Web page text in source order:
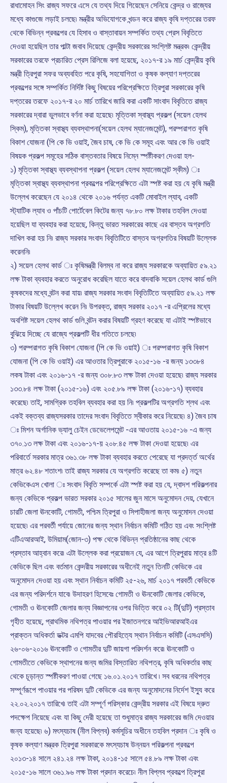
রাধামোহন সিং রাজ্য সফরে এসে যে তথ্য দিয়ে গিয়েছেন সেনিয়ে কেন্দ্র ও রাজ্যের
মধ্যে কাগুজে লড়াই চলছে৷ মন্ত্রীর অভিযোগকে খন্ডন করে রাজ্য কৃষি দপ্তরের তরফ
থেকে বিভিন্ন প্রকল্পের যে হিসাব ও বাস্তাবায়ন সম্পর্কিত তথ্য প্রেস বিবৃতিতে
দেওয়া হয়েছিল তার পাল্টা জবাব দিয়েছে কেন্দ্রীয় সরকারের সংশ্লিষ্ট মন্ত্রক৷ কেন্দ্রীয়
সরকারের তরফে প্রচারিত প্রেস রিলিজে বলা হয়েছে, ২০১৭-র ১৯ মার্চ কেন্দ্রীয় কৃষি
মন্ত্রী ত্রিপুরা সফর অব্যবহিত পরে কৃষি, সহযোগিতা ও কৃষক কল্যাণ দপ্তরের
প্রকল্পের সঙ্গে সম্পর্কিত নির্দিষ্ট কিছু বিষয়ের পরিপ্রেক্ষিতে ত্রিপুরা সরকারের কৃষি
দপ্তরের তরফে ২০১৭-র ২০ মার্চ তারিখে জারি করা একটি সাংবাদ বিবৃতিতে রাজ্য
সরকারের দ্বারা ভুলভাবে বর্ণনা করা হয়েছে৷ মৃত্তিকা স্বাস্থ্য প্রকল্প (সয়েল হেলথ
স্কিম), মৃত্তিকা স্বাস্থ্য ব্যবস্থাপনা(সয়েল হেলথ ম্যানেজমেন্ট), পরম্পরাগত কৃষি
বিকাশ যোজনা (পি কে ভি ওয়াই, জৈব চাষ, কে ভি কে সমূহ এবং আর কে ভি ওয়াই
বিষয়ক প্রকল্প সমূহের সঠিক বাস্তবতার বিষয়ে নিম্নে স্পষ্টীকরণ দেওয়া হল-
১) মৃত্তিকা স্বাস্থ্য ব্যবস্থাপনা প্রকল্প (সয়েল হেলথ ম্যানেজমেন্ট স্কীম) ঃ
মৃত্তিকা স্বাস্থ্য ব্যবস্থাপনা প্রকল্পের পরিপ্রেক্ষিতে এটা স্পষ্ট করা হয় যে কৃষি মন্ত্রী
উল্লেখ করেছেন যে ২০১৪ থেকে ২০১৬ পর্যন্ত একটি মোবাইল ল্যাব, একটি
স্ট্যাটিক ল্যাব ও পাঁচটি পোর্টেবেল কিটের জন্য ৭৮.৮০ লক্ষ টাকার তহবিল দেওয়া
হয়েছিল যা ব্যবহার করা হয়েছে, কিন্তু ভারত সরকারের কাছে এর বাস্তব অগ্রগতি
দাখিল করা হয় নি৷ রাজ্য সরকার সংবাদ বিবৃতিটিতে বাস্তব অগ্রগতির বিষয়টি উল্লেক
করেননি৷
২) সয়েল হেলথ কার্ড ঃ কৃষিমন্ত্রী বিলম্ব না করে রাজ্য সরকারকে অব্যায়িত ৫৯.২১
লক্ষ টাকা ব্যবহার করতে অনুরোধ করেছিল যাতে করে বাদবাকি সয়েল হেলথ কার্ড গুলি
কৃষকদের মধ্যে বন্টন করা যায়৷ রাজ্য সরকার সংবাদ বিবৃতিটিতে অব্যায়িত ৫৯.২১ লক্ষ
টাকার বিষয়টি উল্লেখ করেন নি৷ উপরক্ত, রাজ্য সরকার ২০১৭ -র এপ্রিলের মধ্যে
অবশিষ্ট সয়েল হেলথ কার্ড গুলি বন্টন করার বিষয়টি গ্রহণ করেছে যা এটাই স্পষ্টভাবে
বুঝিয়ে দিচ্ছে যে রাজ্যে প্রকল্পটি ধীর গতিতে চলছে৷
৩) পরম্পরাগত কৃষি বিকাশ যোজনা (পি কে ভি ওয়াই) ঃ পরম্পরাগত কৃষি বিকাশ
যোজনা (পি কে ভি ওয়াই) এর আওতার ত্রিপুরাকে ২০১৫-১৬ -র জন্য ১৩৩৮৪
লকষ টাকা এবং ২০১৬-১৭ -র জন্য ৩০৮.৮৩ লক্ষ টাকা দেওয়া হয়েছে৷ রাজ্য সরকার
১৩৩.৮৪ লক্ষ টাকা (২০১৫-১৬) এবং ২০৫.৮৯ লক্ষ টাকা (২০১৬-১৭) ব্যবহার
করেছে৷ তাই, সামগ্রিক তহবিল ব্যবহার করা হয় নি৷ প্রকল্পটির অগ্রগতি শ্লথ এবং
একই বক্তব্য রাজ্যসরকার তাদের সংবাদ বিবৃতিতে স্বীকার করে নিয়েছে৷ ৪) জৈব চাষ
ঃ মিশন অর্গানিক ভ্যালু চেইন ডেভেলেপমেন্ট -এর আওতায় ২০১৫-১৬ -এ জন্য
৩৭০.১৩ লক্ষ টাকা এবং ২০১৬-১৭-য় ২০৮.৪৫ লক্ষ টাকা দেওয়া হয়েছে৷ এর
পরিবার্তে সরকার মাত্র ৩৬১.৩৮ লক্ষ টাকা ব্যবহার করতে পেরেছে যা প্রদর্ত্ত অর্থের
মাত্র ৬২.৪৮ শতাংশ৷ তাই রাজ্য সরকার যে অগ্রগতি করেছে তা কম৷ ৫) নতুন
কেভিকেএস খোলা ঃ সংবাদ বিবৃতি সম্পর্কে এটা স্পষ্ট করা হয় যে, দ্বাদশ পরিকল্পনার
জন্য কেভিকে প্রকল্প ভারত সরকার ২০১৫ সালের জুন মাসে অনুমোদন দেয়, যেখানে
চারটি জেলা ঊনকোটি, গোমতী, পশ্চিম ত্রিপুরা ও সিপাহীজলা জন্য অনুমোদন দেওয়া
হয়েছে৷ এর পরবর্তী পর্যায়ে জোনের জন্য স্থান নির্বাচন কমিটি গঠিত হয় এবং সংশ্লিষ্ট
এটিএআরআই, উমিয়াম(জোন-৩) পক্ষ থেকে বিভিন্ন প্রতিষ্ঠানের কাছ থেকে
প্রস্তাব আহ্বান করে৷ এটা উল্লেক করা প্রয়োজন যে, এর আগে ত্রিপুরায় মাত্র ৪টি
কেভিকে ছিল এবং বর্তমান কেন্দরীয় সরকারের অধীনেই নতুন তিনটি কেভিকে এর
অনুমোদন দেওয়া হয় এবং স্থান নির্বাচন কমিটি ২৫-২৬, মার্চ ২০১৭ পরবর্তী কেভিকে
এর জন্য পরিদর্শনে যাবে৷ উদাহরণ হিসেবেঃ গোমতী ও ঊনকোটি জেলার কেভিকে,
গোমতী ও ঊনকোটি জেলার জন্য বিজ্ঞাপনের ওপর ভিত্তি করে ০২ টি(দুটি) প্রস্তাব
গৃহীত হয়েছে, প্রাথমিক নথিপত্র পাওয়ার পর ইজাতনগরে আইভিআরআইএর
প্রাক্তন অধিকর্তা ডক্টর এমপি যাদবের পৌরহিত্যে স্থান নির্বাচন কমিটি (এসএসসি)
২৬-০৬-২০১৬ ঊনকোটি ও গোমতীর দুটি জায়গা পরিদর্শন করে৷ ঊনকোটি ও
গোমতীতে কেভিকে স্থাপনের জন্য জমির বিস্তারিত নথিপত্র, কৃষি অধিকর্তার কাছ
থেকে চূড়ান্ত স্পষ্টীকরণ পাওয়া গেছে ১৬.০১.২০১৭ তারিখে ৷ সব ধরনের নথিপত্র
সম্পূর্ণরূপে পাওয়ার পর পরিষদ দুটি কেভিকে এর জন্য অনুমোদনের নির্দেশ ইস্যু করে
২২.০২.২০১৭ তারিখে৷ তাই এটা সম্পূর্ণ পরিস্কার কেন্দ্রীয় সরকার এই বিষয়ে দ্রুত
পদক্ষেপ নিয়েছে এবং যা কিছু দেরী হয়েছে তা শুধুমাত্র রাজ্য সরকারের জমি দেওয়ার
জন্য হয়েছে৷ ৬) মৎস্যচাষ (নীল বিপ্লব) কর্মসূচির অধীনে তহবিল প্রদান ঃ কৃষি ও
কৃষক কল্যাণ মন্ত্রক ত্রিপুরা সরকারকে মৎস্যচাষ উন্নয়ন পরিকল্পনা প্রকল্পে
২০১৩-১৪ সালে ২৪১.২৪ লক্ষ টাকা, ২০১৪-১৫ সালে ৫৪.৮৯ লক্ষ টাকা এবং
২০১৫-১৬ সালে ৩৬১.৯৬ লক্ষ টাকা প্রদান করেচে৷ নীল বিপ্লব প্রকল্পে ত্রিপুরা